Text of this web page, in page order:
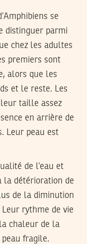
se
distinguer parmi
chez les adultes
premiers sont
alors que les
et le reste. Les
taille assez
en arrière de
Leur peau est
de l’eau et
détérioration de
de la diminution
Leur rythme de vie
chaleur de la
fragile.